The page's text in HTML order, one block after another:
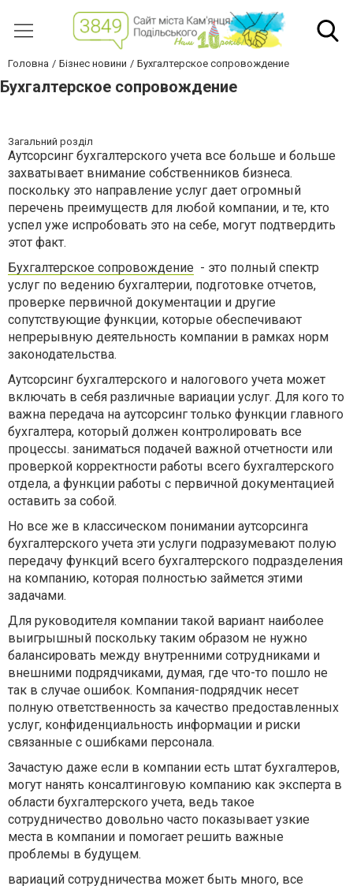
Головна Бізнес новини Бухгалтерское сопровождение
Бухгалтерское сопровождение
Загальний розділ
Аутсорсинг бухгалтерского учета все больше и больше
захватывает внимание собственников бизнеса.
поскольку это направление услуг дает огромный
перечень преимуществ для любой компании, и те, кто
успел уже испробовать это на себе, могут подтвердить
этот факт.
Бухгалтерское сопровождение - это полный спектр
услуг по ведению бухгалтерии, подготовке отчетов,
проверке первичной документации и другие
сопутствующие функции, которые обеспечивают
непрерывную деятельность компании в рамках норм
законодательства.
Аутсорсинг бухгалтерского и налогового учета может
включать в себя различные вариации услуг. Для кого то
важна передача на аутсорсинг только функции главного
бухгалтера, который должен контролировать все
процессы. заниматься подачей важной отчетности или
проверкой корректности работы всего бухгалтерского
отдела, а функции работы с первичной документацией
оставить за собой.
Но все же в классическом понимании аутсорсинга
бухгалтерского учета эти услуги подразумевают полую
передачу функций всего бухгалтерского подразделения
на компанию, которая полностью займется этими
задачами.
Для руководителя компании такой вариант наиболее
выигрышный поскольку таким образом не нужно
балансировать между внутренними сотрудниками и
внешними подрядчиками, думая, где что-то пошло не
так в случае ошибок. Компания-подрядчик несет
полную ответственность за качество предоставленных
услуг, конфиденциальность информации и риски
связанные с ошибками персонала.
Зачастую даже если в компании есть штат бухгалтеров,
могут нанять консалтинговую компанию как эксперта в
области бухгалтерского учета, ведь такое
сотрудничество довольно часто показывает узкие
места в компании и помогает решить важные
проблемы в будущем.
вариаций сотрудничества может быть много, все